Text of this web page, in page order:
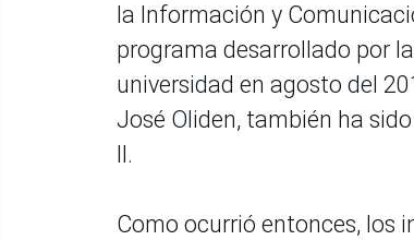
la Información y
programa desarrollado por
universidad en agosto del
José Oliden, también ha
II.
Como ocurrió entonces, los